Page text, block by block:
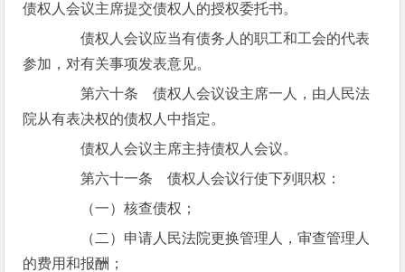
债权人会议主席提交债权人的授权委托书。
债权人会议应当有债务人的职工和工会的代表
参加，对有关事项发表意见。
第六十条 债权人会议设主席一人，由人民法
院从有表决权的债权人中指定。
债权人会议主席主持债权人会议。
第六十一条 债权人会议行使下列职权：
（一）核查债权；
（二）申请人民法院更换管理人，审查管理人
的费用和报酬；